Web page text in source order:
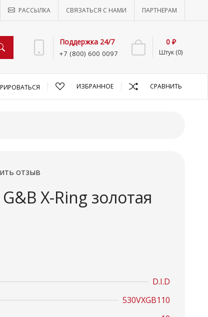
РАССЫЛКА СВЯЗАТЬСЯ С НАМИ ПАРТНЕРАМ
Поддержка 24/7
+7 (800) 600 0097 Штук (0)
0 ₽
ИЗБРАННОЕ СРАВНИТЬ
отзыв
X-Ring золотая
D.I.D
530VXGB110